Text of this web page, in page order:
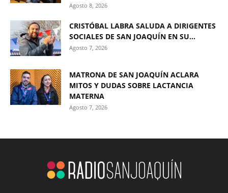
Agosto 8, 2026
CRISTÓBAL LABRA SALUDA A DIRIGENTES
SOCIALES DE SAN JOAQUÍN EN SU...
Agosto 7, 2026
MATRONA DE SAN JOAQUÍN ACLARA
MITOS Y DUDAS SOBRE LACTANCIA
MATERNA
Agosto 7, 2026